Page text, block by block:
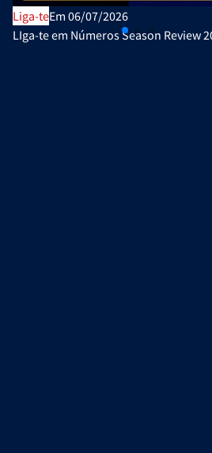
Liga-teEm 06/07/2026
LIga-te em Números Season Review